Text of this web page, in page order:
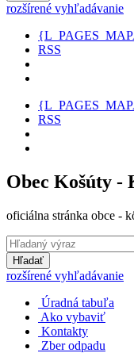
rozšírené vyhľadávanie
RSS
RSS
Obec Košúty -
oficiálna stránka obce -
Hľadať
rozšírené vyhľadávanie
Úradná tabuľa
Ako vybaviť
Kontakty
Zber odpadu